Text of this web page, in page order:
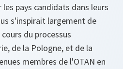
pays candidats dans leurs
s'inspirait largement de
du processus
de la Pologne, et de la
membres de l'OTAN en